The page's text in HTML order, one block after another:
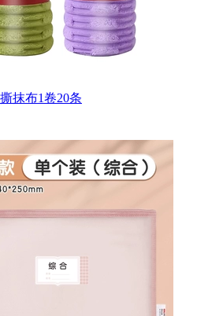
抹布1卷20条